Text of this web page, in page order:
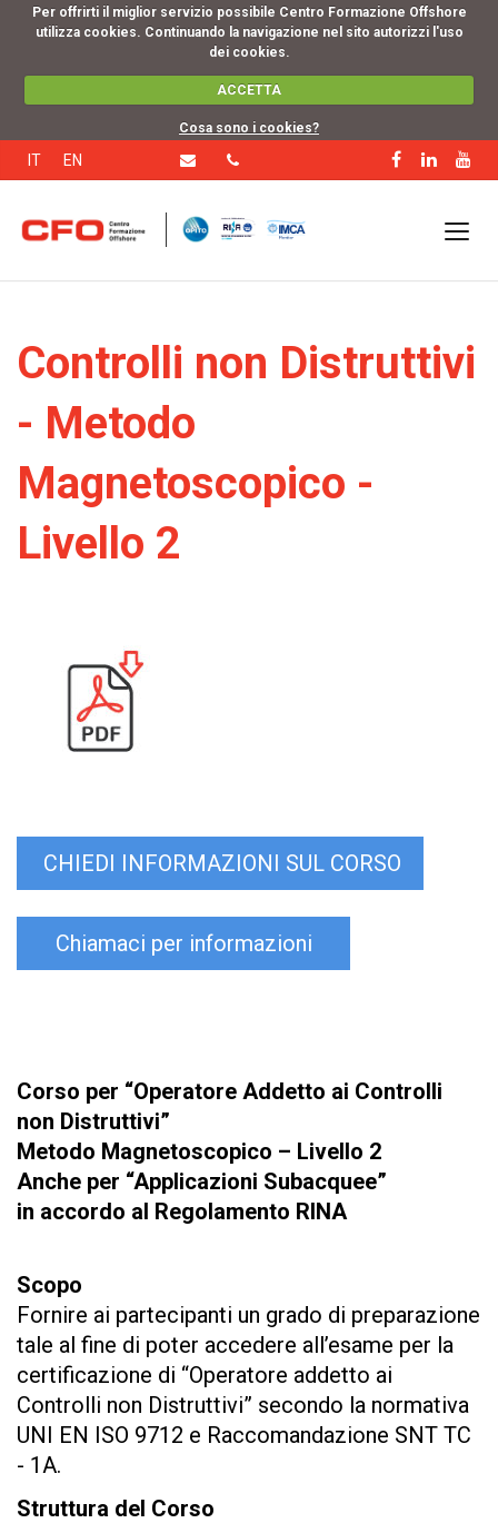
Per offrirti il miglior servizio possibile Centro Formazione Offshore
utilizza cookies. Continuando la navigazione nel sito autorizzi l'uso
dei cookies.
ACCETTA
Cosa sono i cookies?
IT EN
Controlli non Distruttivi
- Metodo
Magnetoscopico -
Livello 2
CHIEDI INFORMAZIONI SUL CORSO
Chiamaci per informazioni
Corso per “Operatore Addetto ai Controlli
non Distruttivi”
Metodo Magnetoscopico – Livello 2
Anche per “Applicazioni Subacquee”
in accordo al Regolamento RINA
Scopo
Fornire ai partecipanti un grado di preparazione
tale al fine di poter accedere all’esame per la
certificazione di “Operatore addetto ai
Controlli non Distruttivi” secondo la normativa
UNI EN ISO 9712 e Raccomandazione SNT TC
- 1A.
Struttura del Corso